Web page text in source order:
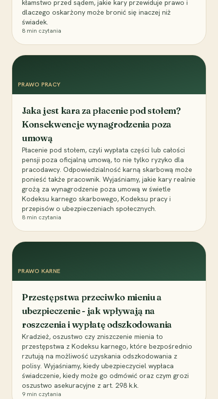
kłamstwo przed sądem, jakie kary przewiduje prawo i
dlaczego oskarżony może bronić się inaczej niż
świadek.
8 min czytania
PRAWO PRACY
Jaka jest kara za płacenie pod stołem?
Konsekwencje wynagrodzenia poza
umową
Płacenie pod stołem, czyli wypłata części lub całości
pensji poza oficjalną umową, to nie tylko ryzyko dla
pracodawcy. Odpowiedzialność karną skarbową może
ponieść także pracownik. Wyjaśniamy, jakie kary realnie
grożą za wynagrodzenie poza umową w świetle
Kodeksu karnego skarbowego, Kodeksu pracy i
przepisów o ubezpieczeniach społecznych.
8 min czytania
PRAWO KARNE
Przestępstwa przeciwko mieniu a
ubezpieczenie - jak wpływają na
roszczenia i wypłatę odszkodowania
Kradzież, oszustwo czy zniszczenie mienia to
przestępstwa z Kodeksu karnego, które bezpośrednio
rzutują na możliwość uzyskania odszkodowania z
polisy. Wyjaśniamy, kiedy ubezpieczyciel wypłaca
świadczenie, kiedy może go odmówić oraz czym grozi
oszustwo asekuracyjne z art. 298 k.k.
9 min czytania